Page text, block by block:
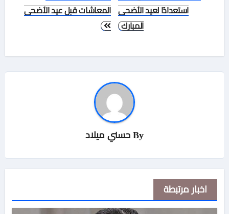
المعاشات قبل عيد الأضحى
استعدادًا لعيد الأضحى
المبارك
By حسني ميلاد
اخبار مرتبطة